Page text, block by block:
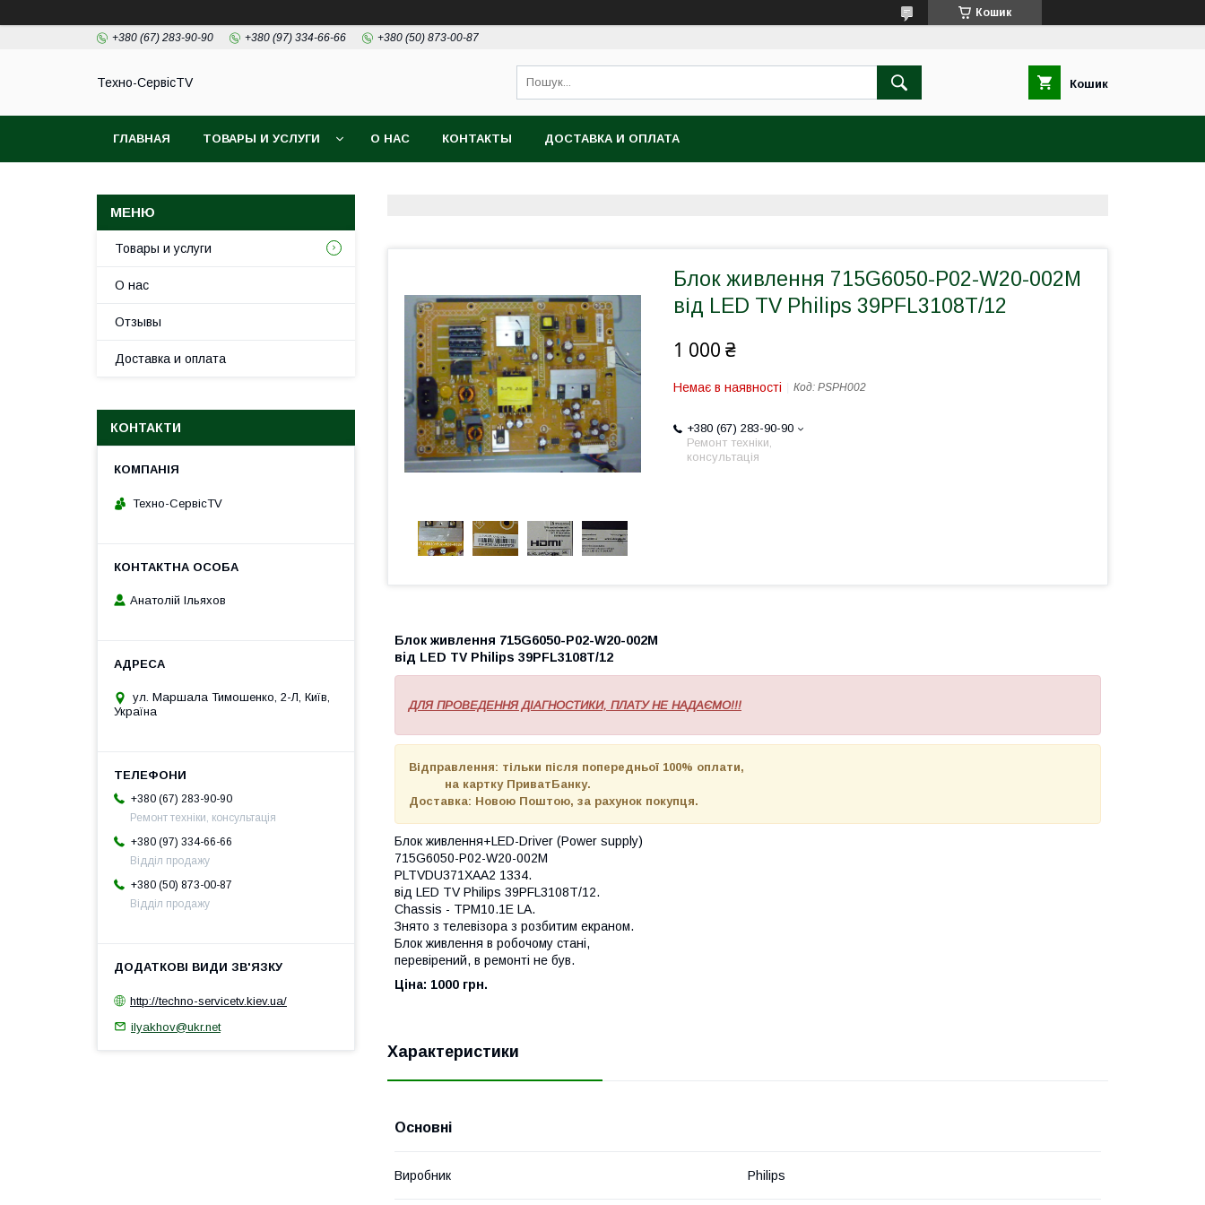
Кошик
+380 (67) 283-90-90 +380 (97) 334-66-66 +380 (50) 873-00-87
Техно-СервісTV Кошик
ГЛАВНАЯ ТОВАРЫ И УСЛУГИ О НАС КОНТАКТЫ ДОСТАВКА И ОПЛАТА
Блок живлення 715G6050-P02-W20-002M
від LЕD TV Philips 39PFL3108T/12
1 000 ₴
Немає в наявності Код: PSPH002
+380 (67) 283-90-90
Ремонт техніки,
консультація
Блок живлення 715G6050-P02-W20-002M
від LЕD TV Philips 39PFL3108T/12
ДЛЯ ПРОВЕДЕННЯ ДІАГНОСТИКИ, ПЛАТУ НЕ НАДАЄМО!!!
Відправлення: тільки після попередньої 100% оплати,
на картку ПриватБанку.
Доставка: Новою Поштою, за рахунок покупця.
Блок живлення+LED-Driver (Power supply)
715G6050-P02-W20-002M
PLTVDU371XAA2 1334.
від LЕD TV Philips 39PFL3108T/12.
Chassis - TPM10.1E LA.
Знято з телевізора з розбитим екраном.
Блок живлення в робочому стані,
перевірений, в ремонті не був.
Ціна: 1000 грн.
Характеристики
Основні
Виробник Philips
Товары и услуги
О нас
Отзывы
Доставка и оплата
КОНТАКТИ
Техно-СервісTV
Анатолій Ільяхов
ул. Маршала Тимошенко, 2-Л, Київ,
Україна
+380 (67) 283-90-90
Ремонт техніки, консультація
+380 (97) 334-66-66
Відділ продажу
+380 (50) 873-00-87
Відділ продажу
http://techno-servicetv.kiev.ua/
ilyakhov@ukr.net